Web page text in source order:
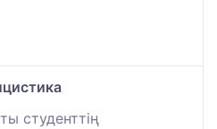
студенттің